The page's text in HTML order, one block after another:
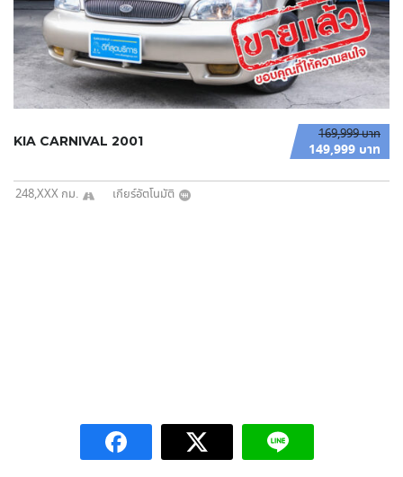
169,999 บาท
149,999 บาท
KIA CARNIVAL 2001
248,XXX กม. เกียร์อัตโนมัติ